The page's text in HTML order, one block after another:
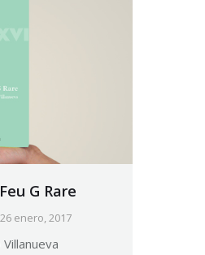
G Rare
26 enero, 2017